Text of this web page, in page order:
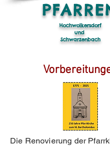
Hochwolkersdorf
und
Schwarzenbach
Die Renovierung der